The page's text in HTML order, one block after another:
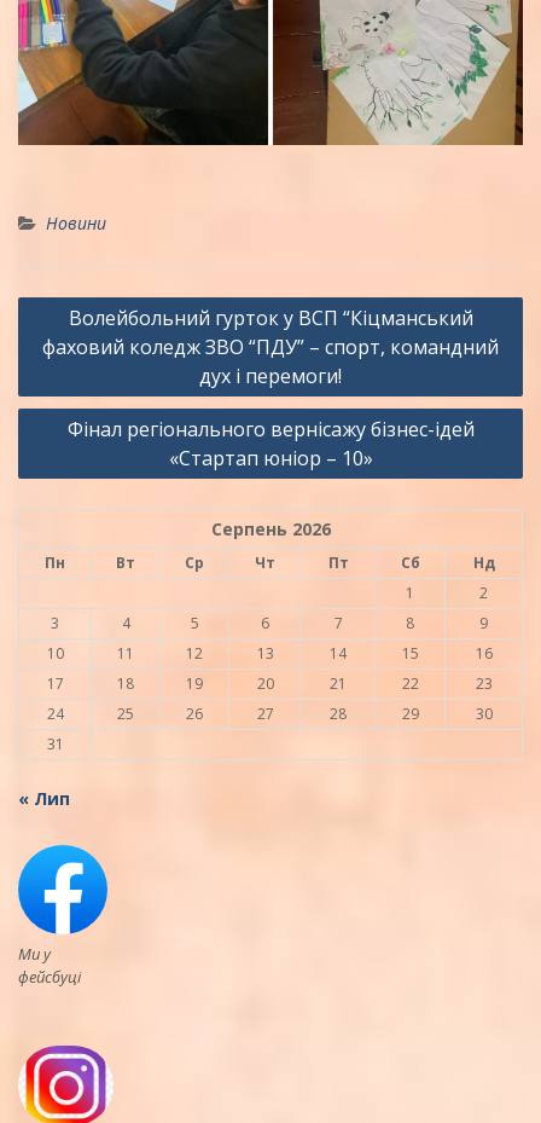
Новини
Навігація
записів
Волейбольний гурток у ВСП “Кіцманський
фаховий коледж ЗВО “ПДУ” – спорт, командний
дух і перемоги!
Фінал регіонального вернісажу бізнес-ідей
«Стартап юніор – 10»
Серпень 2026
Пн Вт Ср Чт Пт Сб
Нд
1
2
3
4 5 6 7 8
9
10
11 12 13 14 15
16
17
18 19 20 21 22
23
24
25 26 27 28 29
30
31
« Лип
Ми у
фейсбуці